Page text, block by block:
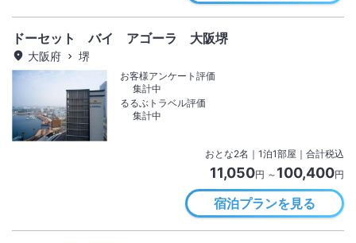
ドーセット バイ アゴーラ 大阪堺
大阪府 堺
お客様アンケート評価
集計中
るるぶトラベル評価
集計中
おとな2名 ｜ 1泊1部屋｜合計税込
11,050円 ～ 100,400円
宿泊プランを見る